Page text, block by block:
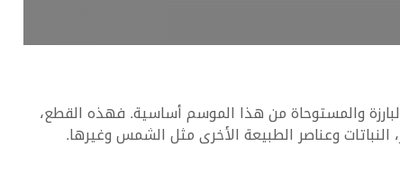
والمستوحاة من هذا الموسم أساسية. فهذه القطع،
وعناصر الطبيعة الأخرى مثل الشمس وغيرها.